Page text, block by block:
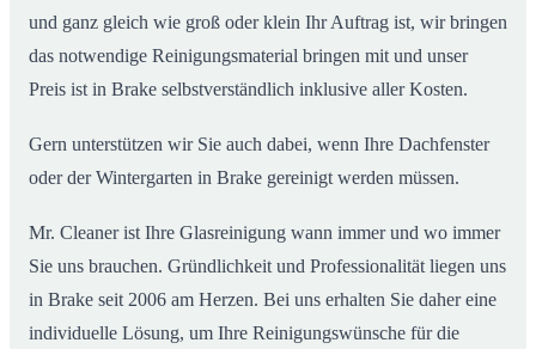
und ganz gleich wie groß oder klein Ihr Auftrag ist, wir bringen
das notwendige Reinigungsmaterial bringen mit und unser
Preis ist in Brake selbstverständlich inklusive aller Kosten.
Gern unterstützen wir Sie auch dabei, wenn Ihre Dachfenster
oder der Wintergarten in Brake gereinigt werden müssen.
Mr. Cleaner ist Ihre Glasreinigung wann immer und wo immer
Sie uns brauchen. Gründlichkeit und Professionalität liegen uns
in Brake seit 2006 am Herzen. Bei uns erhalten Sie daher eine
individuelle Lösung, um Ihre Reinigungswünsche für die